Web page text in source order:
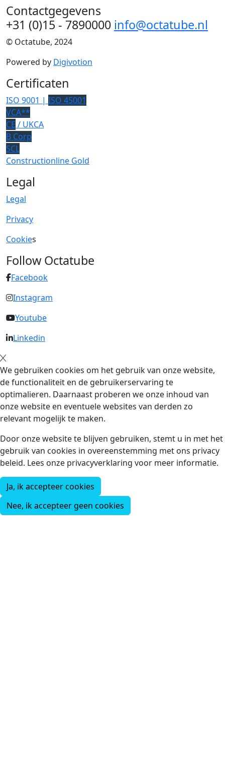
Contactgegevens
+31 (0)15 - 7890000 info@octatube.nl
© Octatube, 2024
Powered by Digivotion
Certificaten
ISO 9001 | ISO 45001
VCA**
CE / UKCA
B Corp
SCL
Constructionline Gold
Legal
Legal
Privacy
Cookies
Follow Octatube
Facebook
Instagram
Youtube
Linkedin
We gebruiken cookies om het gebruik van onze website,
de functionaliteit en de gebruikerservaring te
optimalieren. Daarnaast proberen we onze inhoud van
onze website en eventuele websites van derden zo
relevant mogelijk te maken.
Door onze website te blijven gebruiken, stemt u in met het
gebruik van cookies in overeenstemming met ons privacy
beleid. Lees onze privacyverklaring voor meer informatie.
Ja, ik accepteer cookies
Nee, ik accepteer geen cookies